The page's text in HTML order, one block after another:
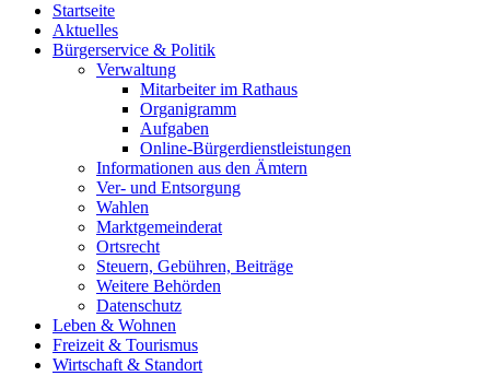
Startseite
Aktuelles
Bürgerservice & Politik
Verwaltung
Mitarbeiter im Rathaus
Organigramm
Aufgaben
Online-Bürgerdienstleistungen
Informationen aus den Ämtern
Ver- und Entsorgung
Wahlen
Marktgemeinderat
Ortsrecht
Steuern, Gebühren, Beiträge
Weitere Behörden
Datenschutz
Leben & Wohnen
Freizeit & Tourismus
Wirtschaft & Standort